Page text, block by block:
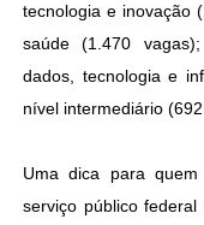
tecnologia e inovação
saúde (1.470
dados, tecnologia e
nível intermediário
Uma dica para
serviço público